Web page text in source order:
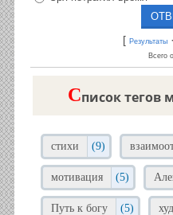
[ Результаты·
Всего
Cписок тегов
стихи (9)
мотивация (5)
Путь к богу (5)